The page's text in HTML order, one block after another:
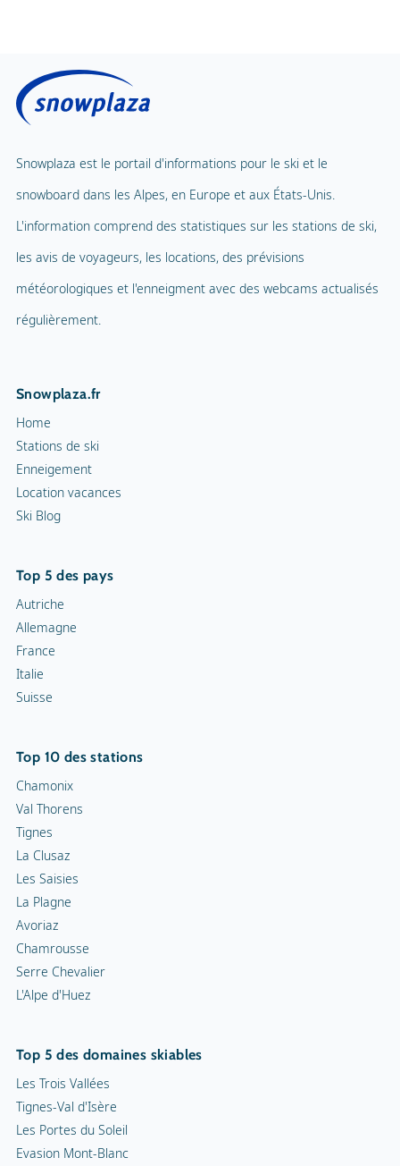
Snowplaza est le portail d'informations pour le ski et le
snowboard dans les Alpes, en Europe et aux États-Unis.
L'information comprend des statistiques sur les stations de ski,
les avis de voyageurs, les locations, des prévisions
météorologiques et l'enneigment avec des webcams actualisés
régulièrement.
Snowplaza.fr
Home
Stations de ski
Enneigement
Location vacances
Ski Blog
Top 5 des pays
Autriche
Allemagne
France
Italie
Suisse
Top 10 des stations
Chamonix
Val Thorens
Tignes
La Clusaz
Les Saisies
La Plagne
Avoriaz
Chamrousse
Serre Chevalier
L'Alpe d'Huez
Top 5 des domaines skiables
Les Trois Vallées
Tignes-Val d'Isère
Les Portes du Soleil
Evasion Mont-Blanc